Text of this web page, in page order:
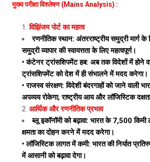
मुख्य परीक्षा विश्लेषण (Mains Analysis) :
विझिंजम पोर्ट का महत्व
रणनीतिक स्थान: अंतरराष्ट्रीय समुद्री मार्ग
समुद्री व्यापार की स्वायत्तता के लिए महत्वपूर्ण।
• कंटेनर ट्रांसशिपमेंट हब: अब तक विदेशों में होने
ट्रांसशिपमेंट को देश में ही संभालने में मदद करेगा।
• राजस्व संरक्षण: विदेशी बंदरगाहों को जाने वाली
अपव्यय रोकेगा; राष्ट्रीय आय और लॉजिस्टिक
आर्थिक और रणनीतिक प्रभाव
ब्लू इकॉनॉमी को बढ़ावा: भारत के 7,500
क्षमता का दोहन करने में मदद करेगा।
• लॉजिस्टिक लागत में कमी: भारत की निर्यात
में आसानी को बढ़ावा देगा।